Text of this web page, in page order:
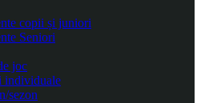
copii și juniori
Seniori
joc
individuale
sezon